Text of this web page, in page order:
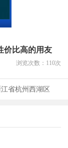
价比高的用友
浏览次数： 110次
省杭州西湖区